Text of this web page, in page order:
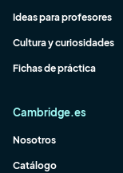
Ideas para profesores
Cultura y curiosidades
Fichas de práctica
Cambridge.es
Nosotros
Catálogo